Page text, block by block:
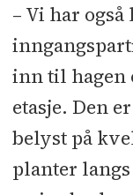
– Vi har
inn til hagen
etasje. Den
belyst på
planter langs